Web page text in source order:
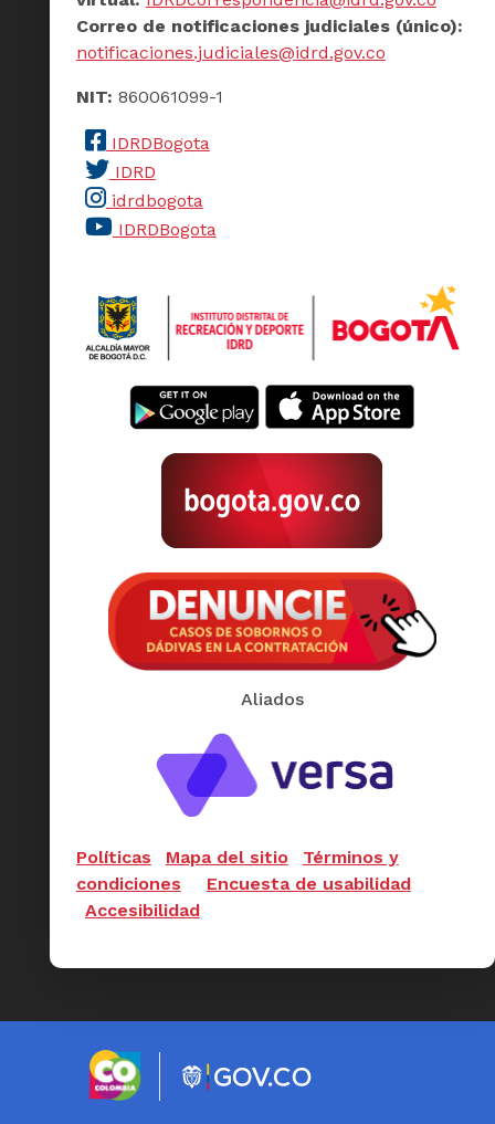
Correo de notificaciones judiciales (único):
notificaciones.judiciales@idrd.gov.co
NIT: 860061099-1
IDRDBogota
IDRD
idrdbogota
IDRDBogota
Aliados
Políticas Mapa del sitio
Términos y
condiciones
Encuesta de usabilidad
Accesibilidad